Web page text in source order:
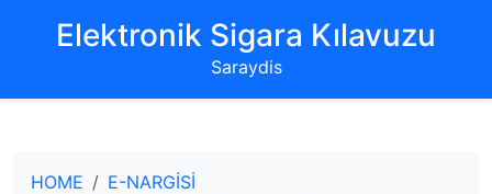
‌Elektronik Sigara Kılavuzu‌
Saraydis
HOME
E-NARGİSİ